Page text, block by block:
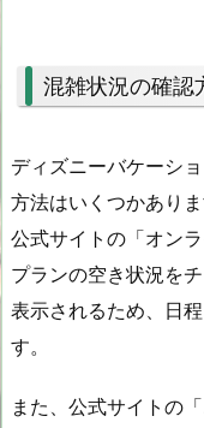
混雑状況の確認
ディズニーバケーシ
方法はいくつかあり
公式サイトの「オン
プランの空き状況を
表示されるため、日
す。
また、公式サイトの